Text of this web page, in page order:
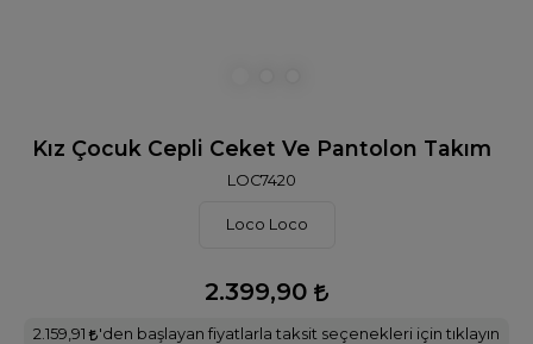
Kız Çocuk Cepli Ceket Ve Pantolon Takım
LOC7420
Loco Loco
2.399,90
2.159,91 'den başlayan fiyatlarla taksit seçenekleri için tıklayın